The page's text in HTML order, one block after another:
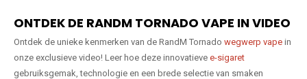
ONTDEK DE RANDM TORNADO VAPE IN VIDEO
Ontdek de unieke kenmerken van de RandM Tornado wegwerp vape in
onze exclusieve video! Leer hoe deze innovatieve e-sigaret
gebruiksgemak, technologie en een brede selectie van smaken